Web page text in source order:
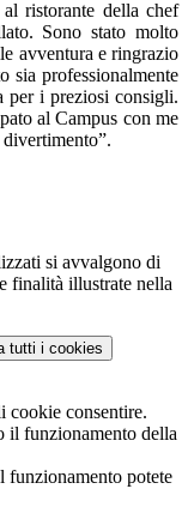
ristorante della chef
Sono stato molto
avventura e ringrazio
sia professionalmente
per i preziosi consigli.
al Campus con me
si avvalgono di
finalità illustrate nella
tutti i cookies
cookie consentire.
il funzionamento della
funzionamento potete